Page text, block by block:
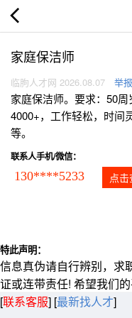
家庭保洁师
临朐人才网 2026.08.07 举报
家庭保洁师。要求：50
4000+，工作轻松，时间
等。
联系人手机/微信：
130****5233 点
特此声明：
信息真伪请自行辨别，求
证或连带责任! 希望我们
[联系客服] [最新找人才]